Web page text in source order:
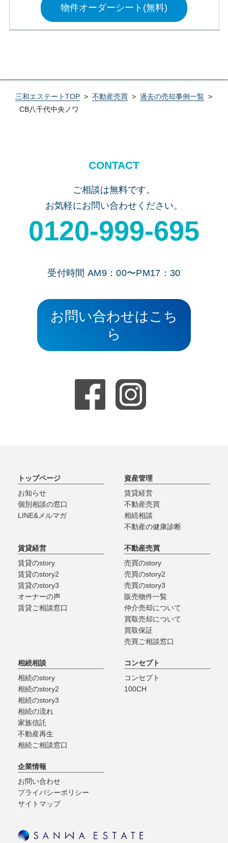
物件オーダーシート(無料)
三和エステートTOP > 不動産売買 > 過去の売却事例一覧 >
CB八千代中央ノワ
CONTACT
ご相談は無料です。
お気軽にお問い合わせください。
0120-999-695
受付時間 AM9：00〜PM17：30
お問い合わせはこち
ら
トップページ
お知らせ
個別相談の窓口
LINE&メルマガ
資産管理
賃貸経営
不動産売買
相続相談
不動産の健康診断
賃貸経営
賃貸のstory
賃貸のstory2
賃貸のstory3
オーナーの声
賃貸ご相談窓口
不動産売買
売買のstory
売買のstory2
売買のstory3
販売物件一覧
仲介売却について
買取売却について
買取保証
売買ご相談窓口
相続相談
相続のstory
相続のstory2
相続のstory3
相続の流れ
家族信託
不動産再生
相続ご相談窓口
コンセプト
コンセプト
100CH
企業情報
お問い合わせ
プライバシーポリシー
サイトマップ